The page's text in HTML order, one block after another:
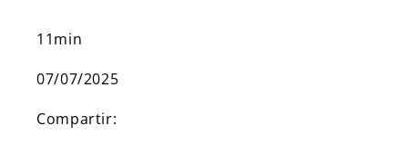
11min
07/07/2025
Compartir: